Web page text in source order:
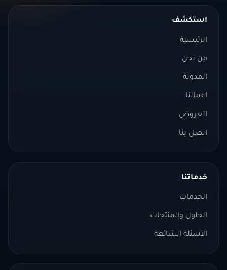
استكشف
الرئيسية
من نحن
المدونة
اعمالنا
العروض
اتصل بنا
خدماتنا
الخدمات
الحلول والمنتجات
الأسئلة الشائعة